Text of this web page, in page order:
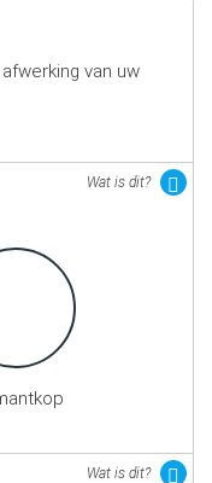
van uw
Wat is dit?
Wat is dit?